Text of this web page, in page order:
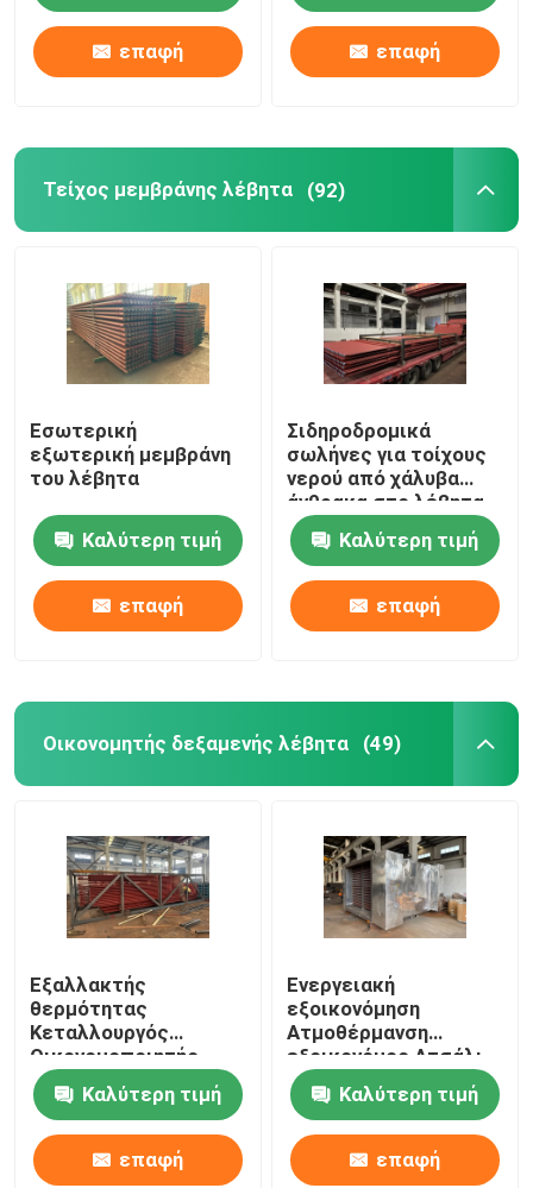
επαφή επαφή
Τείχος μεμβράνης λέβητα (92)
Εσωτερική
εξωτερική μεμβράνη
του λέβητα
Καλύτερη τιμή
επαφή
Σιδηροδρομικά
σωλήνες για τοίχους
νερού από χάλυβα
άνθρακα στο λέβητα
0.2MPa Καλός
ανταλλαγμός
θερμότητας
Καλύτερη τιμή
επαφή
Οικονομητής δεξαμενής λέβητα (49)
Εξαλλακτής
θερμότητας
Κεταλλουργός
Οικονομοποιητής
Οικονομοποιητής
φωτιάς / σωλήνα
νερού
Οικονομοποιητής
σωλήνα
Καλύτερη τιμή
επαφή
Ενεργειακή
εξοικονόμηση
Ατμοθέρμανση
εξοικονόμος Ατσάλι
άνθρακα Ατσάλι
κράμαΚαλύτερη τιμή
επαφή